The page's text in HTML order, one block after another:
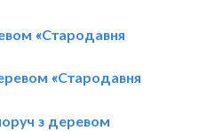
«Стародавня
«Стародавня
з деревом